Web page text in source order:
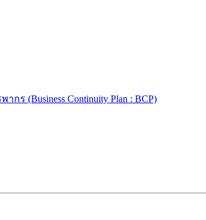
(Business Continuity Plan : BCP)